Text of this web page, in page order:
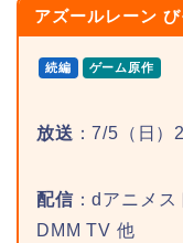
アズールレーン
続編 ゲーム原作
放送 ：7/5（日
配信 ：dアニメ
DMM TV 他